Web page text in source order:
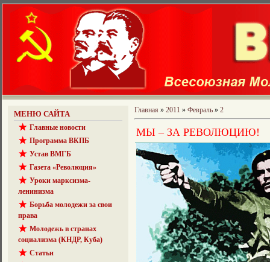
МЕНЮ САЙТА
Главные новости
Программа ВКПБ
Устав ВМГБ
Газета «Революция»
Уроки марксизма-
ленинизма
Борьба молодежи за свои
права
Молодежь в странах
социализма (КНДР, Куба)
Статьи
Главная » 2011 » Февраль » 2
МЫ – ЗА РЕВОЛЮЦИЮ!